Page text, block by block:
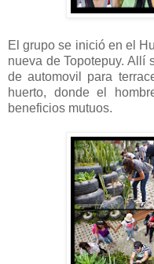
El grupo se inició en el
nueva de Topotepuy. Allí
de automovil para
huerto, donde el
beneficios mutuos.